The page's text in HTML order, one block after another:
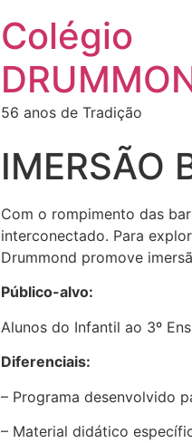
Colégio
56 anos de Tradição
IMERSÃO
Com o rompimento das
interconectado. Para
Drummond promove
Público-alvo:
Alunos do Infantil ao 3º
Diferenciais:
– Programa desenvolvido
– Material didático